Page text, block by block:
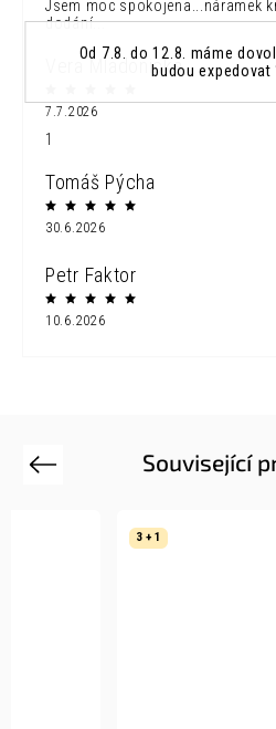
Od 7.8. do 12.8. máme
budou expedovat
Jsem moc spokojena...náramek
dodání...
Vera Mladonicka
7.7.2026
1
Tomáš Pýcha
30.6.2026
Petr Faktor
10.6.2026
Související
Previous
3 + 1